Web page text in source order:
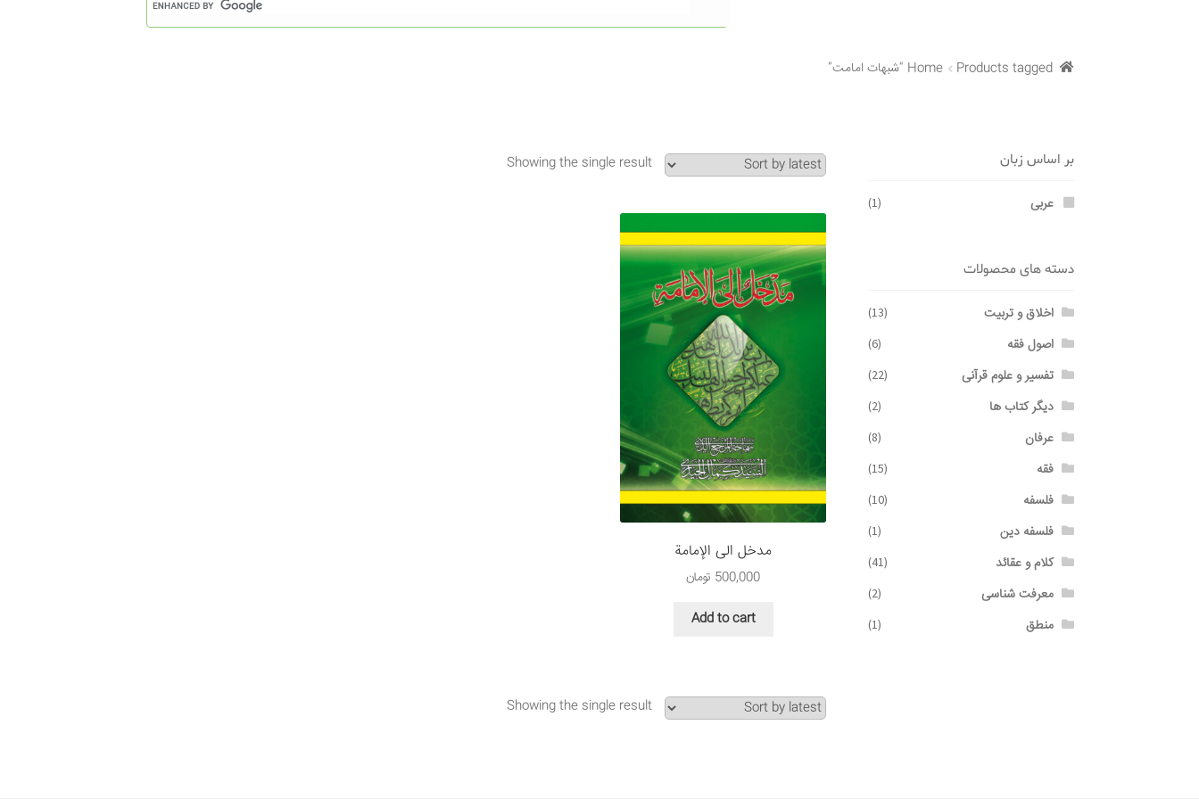
Home Products tagged “شبهات امامت”
Showing the single result
مدخل الی الإمامة
500,000 تومان
Add to cart
Showing the single result
بر اساس زبان
عربی (1)
دسته های محصولات
اخلاق و تربیت (13)
اصول فقه (6)
تفسیر و علوم قرآنی (22)
دیگر کتاب ها (2)
عرفان (8)
فقه (15)
فلسفه (10)
فلسفه دین (1)
کلام و عقائد (41)
معرفت شناسی (2)
منطق (1)